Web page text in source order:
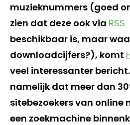
muzieknummers (goed
zien dat deze ook via RSS
beschikbaar is, maar
downloadcijfers?), komt
veel interessanter
namelijk dat meer dan
sitebezoekers van online
een zoekmachine